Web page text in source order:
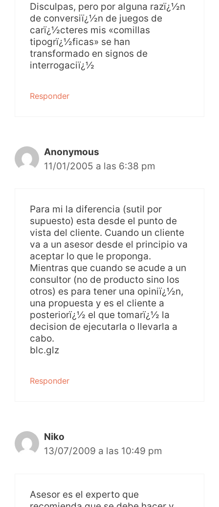
Disculpas, pero por alguna razï¿½n
de conversiï¿½n de juegos de
carï¿½cteres mis «comillas
tipogrï¿½ficas» se han
transformado en signos de
interrogaciï¿½
Responder
Anonymous
11/01/2005 a las 6:38 pm
Para mi la diferencia (sutil por
supuesto) esta desde el punto de
vista del cliente. Cuando un cliente
va a un asesor desde el principio va
aceptar lo que le proponga.
Mientras que cuando se acude a un
consultor (no de producto sino los
otros) es para tener una opiniï¿½n,
una propuesta y es el cliente a
posteriorï¿½ el que tomarï¿½ la
decision de ejecutarla o llevarla a
cabo.
blc.glz
Responder
Niko
13/07/2009 a las 10:49 pm
Asesor es el experto que